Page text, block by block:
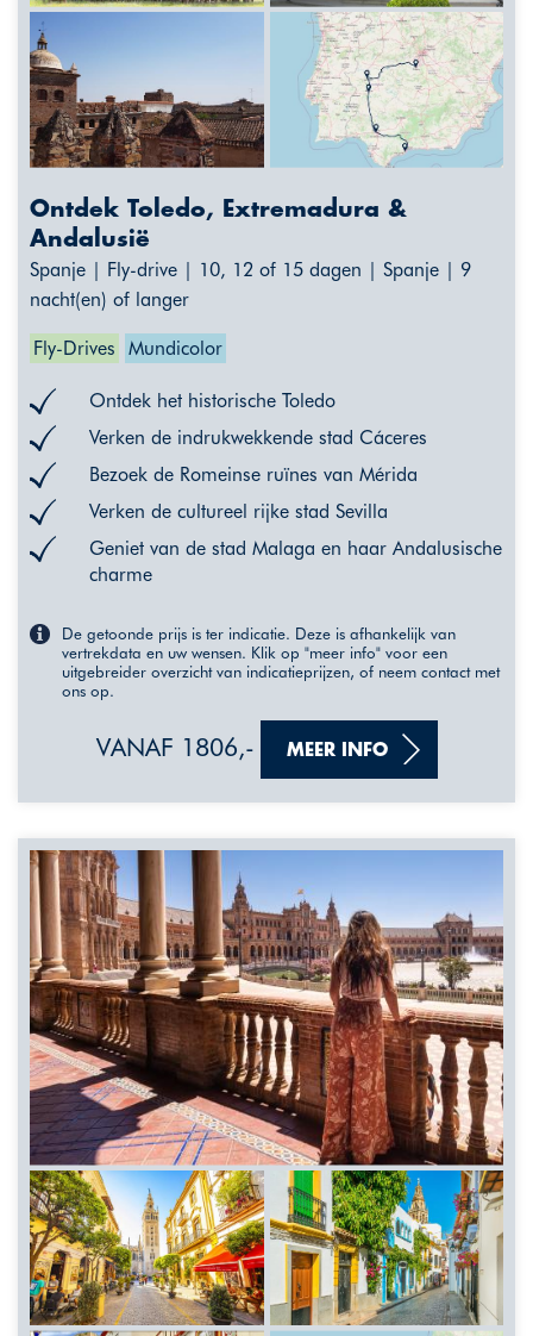
Ontdek Toledo, Extremadura &
Andalusië
Spanje | Fly-drive | 10, 12 of 15 dagen | Spanje | 9
nacht(en) of langer
Fly-Drives Mundicolor
Ontdek het historische Toledo
Verken de indrukwekkende stad Cáceres
Bezoek de Romeinse ruïnes van Mérida
Verken de cultureel rijke stad Sevilla
Geniet van de stad Malaga en haar Andalusische
charme
De getoonde prijs is ter indicatie. Deze is afhankelijk van
vertrekdata en uw wensen. Klik op "meer info" voor een
uitgebreider overzicht van indicatieprijzen, of neem contact met
ons op.
VANAF 1806,- MEER INFO